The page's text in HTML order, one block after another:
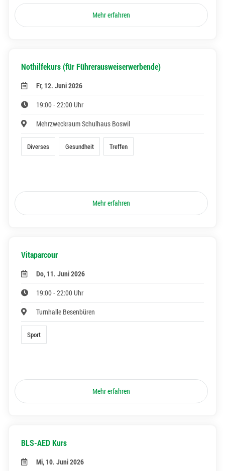
Mehr erfahren
Nothilfekurs (für Führerausweiserwerbende)
Fr, 12. Juni 2026
19:00 - 22:00 Uhr
Mehrzweckraum Schulhaus Boswil
Diverses Gesundheit Treffen
Mehr erfahren
Vitaparcour
Do, 11. Juni 2026
19:00 - 22:00 Uhr
Turnhalle Besenbüren
Sport
Mehr erfahren
BLS-AED Kurs
Mi, 10. Juni 2026